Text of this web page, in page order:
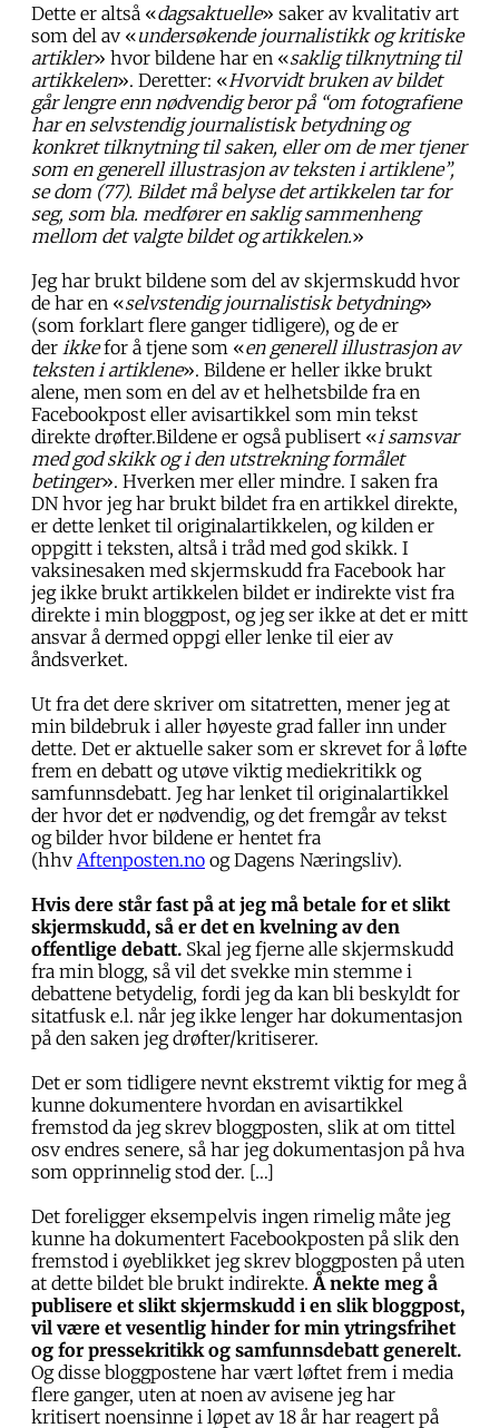
Dette er altså «dagsaktuelle» saker av kvalitativ art
som del av «undersøkende journalistikk og kritiske
artikler» hvor bildene har en «saklig tilknytning til
artikkelen». Deretter: «Hvorvidt bruken av bildet
går lengre enn nødvendig beror på “om fotografiene
har en selvstendig journalistisk betydning og
konkret tilknytning til saken, eller om de mer tjener
som en generell illustrasjon av teksten i artiklene”,
se dom (77). Bildet må belyse det artikkelen tar for
seg, som bla. medfører en saklig sammenheng
mellom det valgte bildet og artikkelen.»
Jeg har brukt bildene som del av skjermskudd hvor
de har en «selvstendig journalistisk betydning»
(som forklart flere ganger tidligere), og de er
der ikkefor å tjene som «en generell illustrasjon av
teksten i artiklene». Bildene er heller ikke brukt
alene, men som en del av et helhetsbilde fra en
Facebookpost eller avisartikkel som min tekst
direkte drøfter.Bildene er også publisert «i samsvar
med god skikk og i den utstrekning formålet
betinger». Hverken mer eller mindre. I saken fra
DN hvor jeg har brukt bildet fra en artikkel direkte,
er dette lenket til originalartikkelen, og kilden er
oppgitt i teksten, altså i tråd med god skikk. I
vaksinesaken med skjermskudd fra Facebook har
jeg ikke brukt artikkelen bildet er indirekte vist fra
direkte i min bloggpost, og jeg ser ikke at det er mitt
ansvar å dermed oppgi eller lenke til eier av
åndsverket.
Ut fra det dere skriver om sitatretten, mener jeg at
min bildebruk i aller høyeste grad faller inn under
dette. Det er aktuelle saker som er skrevet for å løfte
frem en debatt og utøve viktig mediekritikk og
samfunnsdebatt. Jeg har lenket til originalartikkel
der hvor det er nødvendig, og det fremgår av tekst
og bilder hvor bildene er hentet fra
(hhv Aftenposten.no og Dagens Næringsliv).
Hvis dere står fast på at jeg må betale for et slikt
skjermskudd, så er det en kvelning av den
offentlige debatt. Skal jeg fjerne alle skjermskudd
fra min blogg, så vil det svekke min stemme i
debattene betydelig, fordi jeg da kan bli beskyldt for
sitatfusk e.l. når jeg ikke lenger har dokumentasjon
på den saken jeg drøfter/kritiserer.
Det er som tidligere nevnt ekstremt viktig for meg å
kunne dokumentere hvordan en avisartikkel
fremstod da jeg skrev bloggposten, slik at om tittel
osv endres senere, så har jeg dokumentasjon på hva
som opprinnelig stod der. […]
Det foreligger eksempelvis ingen rimelig måte jeg
kunne ha dokumentert Facebookposten på slik den
fremstod i øyeblikket jeg skrev bloggposten på uten
at dette bildet ble brukt indirekte. Å nekte meg å
publisere et slikt skjermskudd i en slik bloggpost,
vil være et vesentlig hinder for min ytringsfrihet
og for pressekritikk og samfunnsdebatt generelt.
Og disse bloggpostene har vært løftet frem i media
flere ganger, uten at noen av avisene jeg har
kritisert noensinne i løpet av 18 år har reagert på